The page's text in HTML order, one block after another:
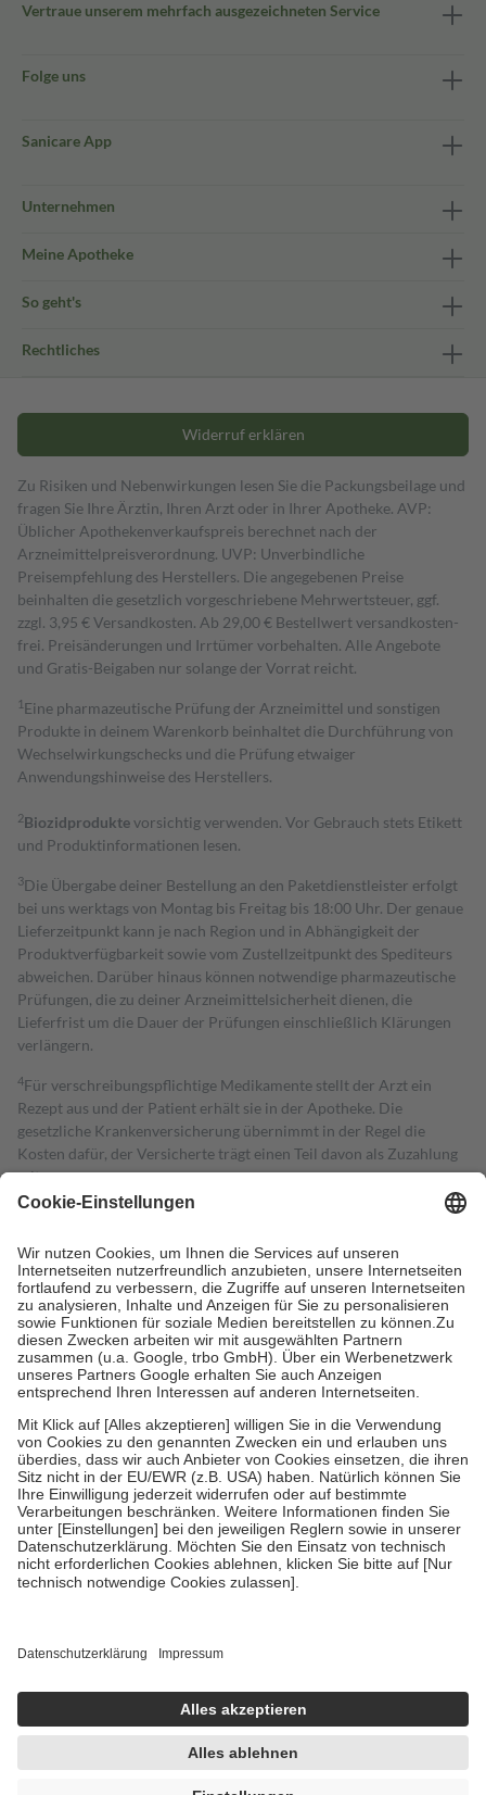
Vertraue unserem mehrfach ausgezeichneten Service
Folge uns
Sanicare App
Unternehmen
Meine Apotheke
So geht's
Rechtliches
Widerruf erklären
Zu Risiken und Nebenwirkungen lesen Sie die Packungsbeilage und
fragen Sie Ihre Ärztin, Ihren Arzt oder in Ihrer Apotheke. AVP:
Üblicher Apothekenverkaufspreis berechnet nach der
Arzneimittelpreisverordnung. UVP: Unverbindliche
Preisempfehlung des Herstellers. Die angegebenen Preise
beinhalten die gesetzlich vorgeschriebene Mehrwertsteuer, ggf.
zzgl. 3,95 € Versandkosten. Ab 29,00 € Bestell­wert versand­kosten­
frei. Preisänderungen und Irrtümer vorbehalten. Alle Angebote
und Gratis-Beigaben nur solange der Vorrat reicht.
1 Eine pharmazeutische Prüfung der Arzneimittel und sonstigen
Produkte in deinem Warenkorb beinhaltet die Durchführung von
Wechselwirkungschecks und die Prüfung etwaiger
Anwendungshinweise des Herstellers.
2Biozidproduktevorsichtig verwenden. Vor Gebrauch stets Etikett
und Produktinformationen lesen.
3Die Übergabe deiner Bestellung an den Paketdienstleister erfolgt
bei uns werktags von Montag bis Freitag bis 18:00 Uhr. Der genaue
Lieferzeitpunkt kann je nach Region und in Abhängigkeit der
Produktverfügbarkeit sowie vom Zustellzeitpunkt des Spediteurs
abweichen. Darüber hinaus können notwendige pharmazeutische
Prüfungen, die zu deiner Arzneimittelsicherheit dienen, die
Lieferfrist um die Dauer der Prüfungen einschließlich Klärungen
verlängern.
4Für verschreibungspflichtige Medikamente stellt der Arzt ein
Rezept aus und der Patient erhält sie in der Apotheke. Die
gesetzliche Krankenversicherung übernimmt in der Regel die
Kosten dafür, der Versicherte trägt einen Teil davon als Zuzahlung
mit.
Grundsätzlich leisten Mitglieder Zuzahlungen in Höhe von zehn
höchstens zehn Euro.
Es sind jedoch nie mehr als die tatsächlichen
Kosten der Leistung zu entrichten.
Diese Regeln gelten grundsätzlich auch für Online-Apotheken.
Bei Heilmitteln und häuslicher Krankenpflege beträgt die
Zuzahlung zehn Prozent der Kosten sowie zehn Euro je
Verordnung.
Um das Engagement der Versicherten für ihre eigene Gesundheit zu
stärken und die besondere Stellung der Familie zu unterstützen,
fallenkeine Zuzahlungenan bei:
• Kindern und Jugendlichen bis zum vollendeten 18. Lebensjahr
mit Ausnahme der Fahrkosten
• Untersuchungen zur Vorsorge und Früherkennung, die von der
GKV getragen werden
• empfohlenen Schutzimpfungen
• Harn- und Blutteststreifen
getroffen, um sicherzustellen, dass es sich um echte Bewertungen
https://help.etrusted.com/hc/de/articles/4419944605341
Einige Bilder und Inhalte wurden unter Zuhilfenahme künstlicher